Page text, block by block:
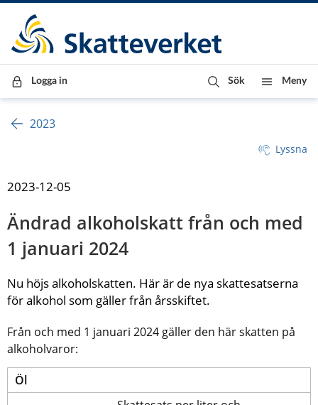
Till innehåll
Till navigationen
Till chattrobot
Logga in Sök Meny
2023
Lyssna
2023-12-05
Ändrad alkoholskatt från och med
1 januari 2024
Nu höjs alkoholskatten. Här är de nya skattesatserna
för alkohol som gäller från årsskiftet.
Från och med 1 januari 2024 gäller den här skatten på
alkoholvaror:
Öl